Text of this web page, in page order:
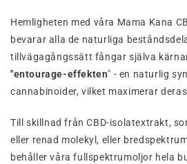
Hemligheten med våra Mama Kana
bevarar alla de naturliga
tillvägagångssätt fångar själva
"entourage-effekten" - en naturlig
cannabinoider, vilket maximerar
Till skillnad från CBD-isolatextrakt,
eller renad molekyl, eller
behåller våra fullspektrumoljor hela